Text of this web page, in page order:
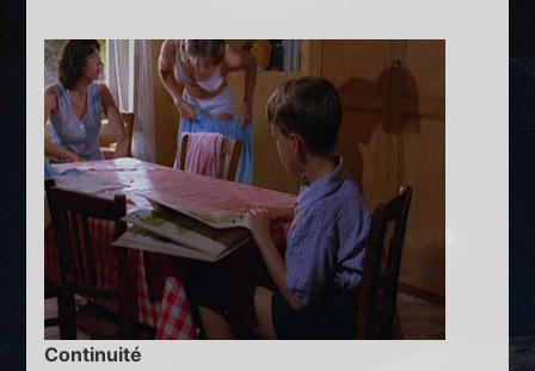
Continuité